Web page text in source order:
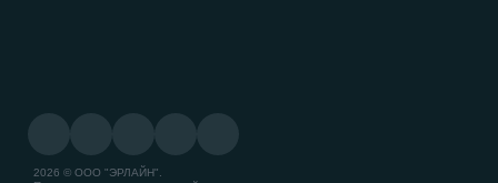
2026 © ООО "ЭРЛАЙН".